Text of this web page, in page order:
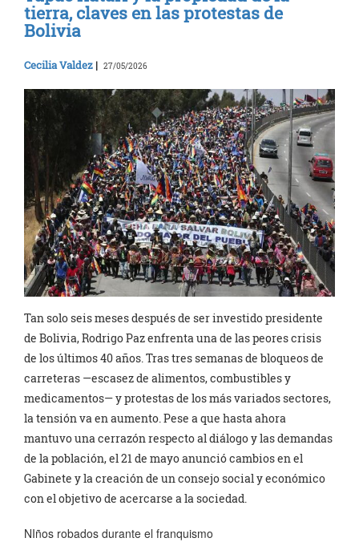
tierra, claves en las protestas de
Bolivia
Cecilia Valdez | 27/05/2026
Tan solo seis meses después de ser investido presidente
de Bolivia, Rodrigo Paz enfrenta una de las peores crisis
de los últimos 40 años. Tras tres semanas de bloqueos de
carreteras —escasez de alimentos, combustibles y
medicamentos— y protestas de los más variados sectores,
la tensión va en aumento. Pese a que hasta ahora
mantuvo una cerrazón respecto al diálogo y las demandas
de la población, el 21 de mayo anunció cambios en el
Gabinete y la creación de un consejo social y económico
con el objetivo de acercarse a la sociedad.
NIños robados durante el franquismo